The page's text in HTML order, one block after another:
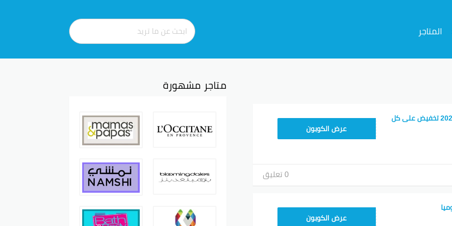
المتاجر
كوبون خصم جوميا 2026 تخفيض على كل
ASMINABF
عرض الكوبون
0 تعليق
KNOV135عرض الكوبون
متاجر مشهورة